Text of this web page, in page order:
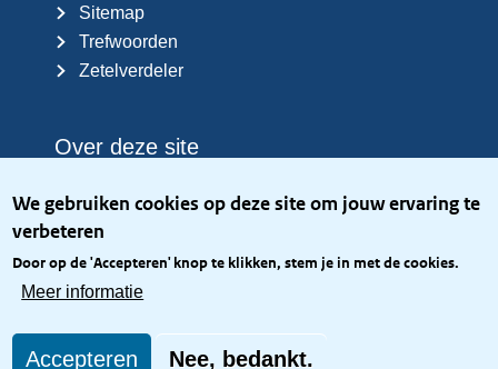
We gebruiken cookies op deze site om jouw ervaring te
verbeteren
Door op de 'Accepteren' knop te klikken, stem je in met de cookies.
Meer informatie
Accepteren Nee, bedankt.
Sitemap
Trefwoorden
Zetelverdeler
Over deze site
Toegang site openbaar
Toegankelijkheid